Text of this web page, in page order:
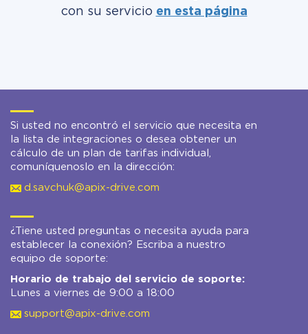
con su servicio en esta página
Si usted no encontró el servicio que necesita en
la lista de integraciones o desea obtener un
cálculo de un plan de tarifas individual,
comuníquenoslo en la dirección:
d.savchuk@apix-drive.com
¿Tiene usted preguntas o necesita ayuda para
establecer la conexión? Escriba a nuestro
equipo de soporte:
Horario de trabajo del servicio de soporte:
Lunes a viernes de 9:00 a 18:00
support@apix-drive.com